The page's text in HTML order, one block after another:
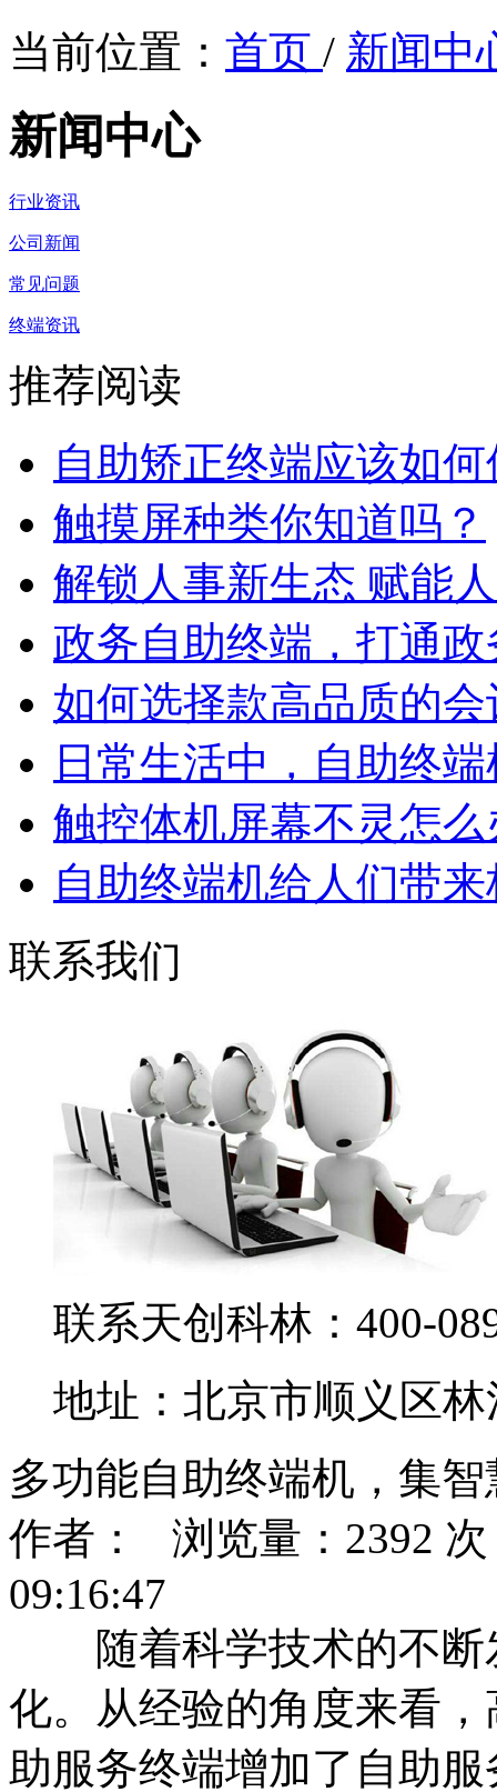
当前位置： 首页 / 新闻中
新闻中心
行业资讯
公司新闻
常见问题
终端资讯
推荐阅读
自助矫正终端应该如
触摸屏种类你知道吗？
解锁人事新生态 赋能
政务自助终端，打通政
如何选择款高品质的会
日常生活中，自助终
触控体机屏幕不灵怎么
自助终端机给人们带
联系我们
联系天创科林：400-
地址：北京市顺义区
多功能自助终端机，集
作者： 浏览量：2392
09:16:47
随着科学技术的不断
化。从经验的角度来看
助服务终端增加了自助